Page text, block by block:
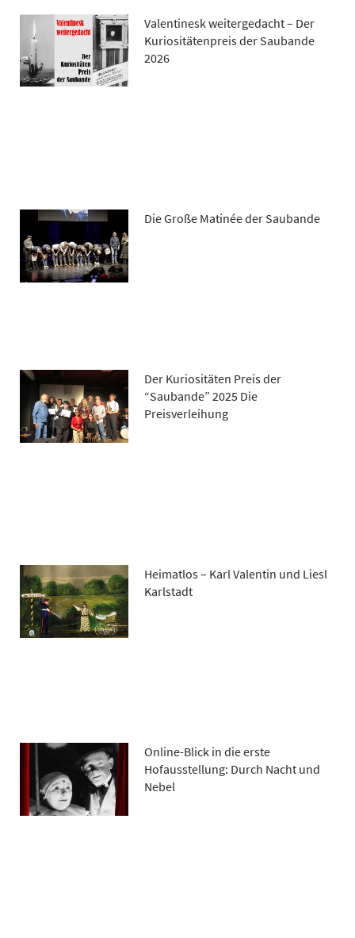
Valentinesk weitergedacht – Der
Kuriositätenpreis der Saubande
2026
Die Große Matinée der Saubande
Der Kuriositäten Preis der
“Saubande” 2025 Die
Preisverleihung
Heimatlos – Karl Valentin und Liesl
Karlstadt
Online-Blick in die erste
Hofausstellung: Durch Nacht und
Nebel